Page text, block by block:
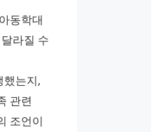
동학대
라질 수
했는지,
관련
조언이